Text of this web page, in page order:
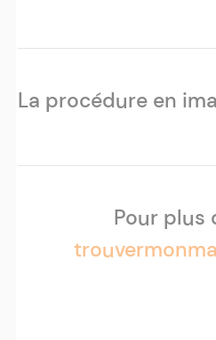
La procédure en
Pour plus